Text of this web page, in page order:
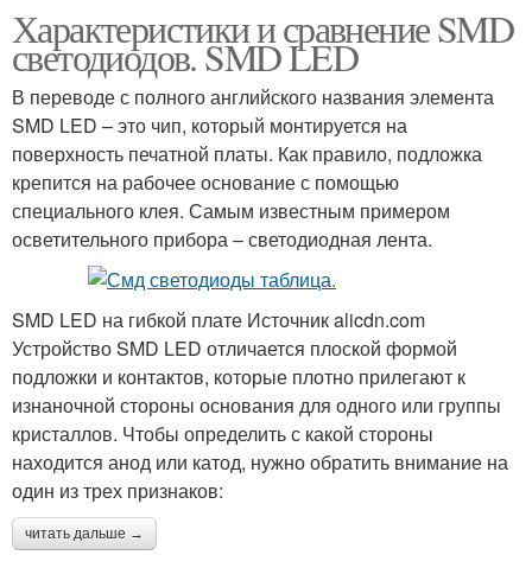
Характеристики и сравнение SMD
светодиодов. SMD LED
В переводе с полного английского названия элемента
SMD LED – это чип, который монтируется на
поверхность печатной платы. Как правило, подложка
крепится на рабочее основание с помощью
специального клея. Самым известным примером
осветительного прибора – светодиодная лента.
SMD LED на гибкой плате Источник alicdn.com
Устройство SMD LED отличается плоской формой
подложки и контактов, которые плотно прилегают к
изнаночной стороны основания для одного или группы
кристаллов. Чтобы определить с какой стороны
находится анод или катод, нужно обратить внимание на
один из трех признаков:
читать дальше →